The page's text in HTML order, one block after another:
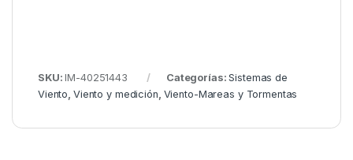
SKU:IM-40251443 Categorías:Sistemas de
Viento, Viento y medición, Viento-Mareas y Tormentas